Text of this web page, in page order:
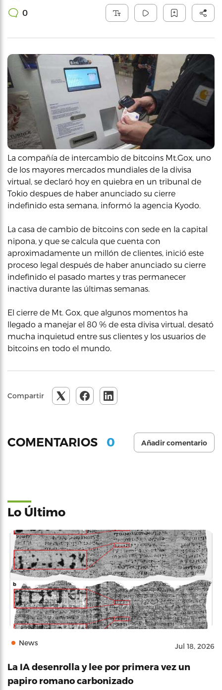
0
La compañía de intercambio de bitcoins Mt.Gox, uno
de los mayores mercados mundiales de la divisa
virtual, se declaró hoy en quiebra en un tribunal de
Tokio despues de haber anunciado su cierre
indefinido esta semana, informó la agencia Kyodo.
La casa de cambio de bitcoins con sede en la capital
nipona, y que se calcula que cuenta con
aproximadamente un millón de clientes, inició este
proceso legal después de haber anunciado su cierre
indefinido el pasado martes y tras permanecer
inactiva durante las últimas semanas.
El cierre de Mt. Gox, que algunos momentos ha
llegado a manejar el 80 % de esta divisa virtual, desató
mucha inquietud entre sus clientes y los usuarios de
bitcoins en todo el mundo.
Compartir
COMENTARIOS 0 Añadir comentario
Lo Último
News Jul 18, 2026
La IA desenrolla y lee por primera vez un
papiro romano carbonizado